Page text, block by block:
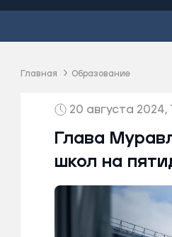
район
Новый
Пуровский
Главная Образование
20 августа 2024,
Глава
школ на